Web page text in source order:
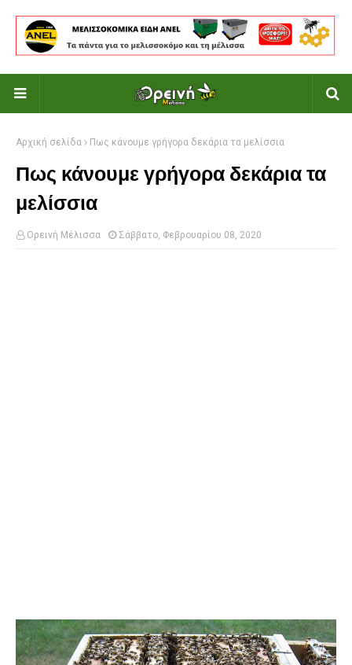
Αρχική σελίδα Πως κάνουμε γρήγορα δεκάρια τα μελίσσια
Πως κάνουμε γρήγορα δεκάρια τα
μελίσσια
Ορεινή Μέλισσα Σάββατο, Φεβρουαρίου 08, 2020